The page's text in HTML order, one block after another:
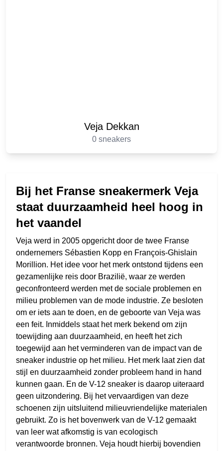
Veja Dekkan
0 sneakers
Bij het Franse sneakermerk Veja
staat duurzaamheid heel hoog in
het vaandel
Veja werd in 2005 opgericht door de twee Franse
ondernemers Sébastien Kopp en François-Ghislain
Morillion. Het idee voor het merk ontstond tijdens een
gezamenlijke reis door Brazilië, waar ze werden
geconfronteerd werden met de sociale problemen en
milieu problemen van de mode industrie. Ze besloten
om er iets aan te doen, en de geboorte van Veja was
een feit. Inmiddels staat het merk bekend om zijn
toewijding aan duurzaamheid, en heeft het zich
toegewijd aan het verminderen van de impact van de
sneaker industrie op het milieu. Het merk laat zien dat
stijl en duurzaamheid zonder probleem hand in hand
kunnen gaan. En de V-12 sneaker is daarop uiteraard
geen uitzondering. Bij het vervaardigen van deze
schoenen zijn uitsluitend milieuvriendelijke materialen
gebruikt. Zo is het bovenwerk van de V-12 gemaakt
van leer wat afkomstig is van ecologisch
verantwoorde bronnen. Veja houdt hierbij bovendien